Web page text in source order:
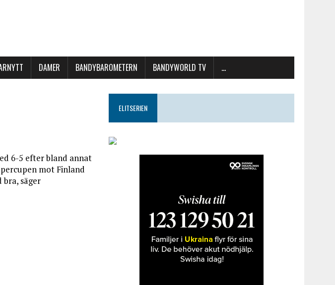
DAMER BANDYBAROMETERN BANDYWORLD TV …
6-5 efter bland annat
mot Finland
säger
ELITSERIEN